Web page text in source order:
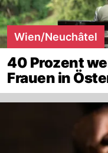
Wien/Neuchâtel
40 Prozent
Frauen in